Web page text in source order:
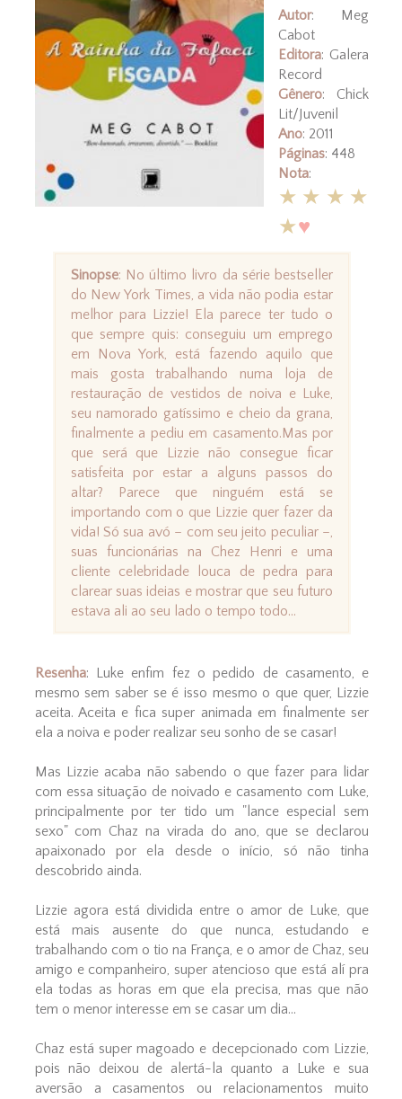
Autor: Meg
Cabot
Editora: Galera
Record
Gênero: Chick
Lit/Juvenil
Ano: 2011
Páginas: 448
Nota:
★★★★
★♥
Sinopse: No último livro da série bestseller
do New York Times, a vida não podia estar
melhor para Lizzie! Ela parece ter tudo o
que sempre quis: conseguiu um emprego
em Nova York, está fazendo aquilo que
mais gosta trabalhando numa loja de
restauração de vestidos de noiva e Luke,
seu namorado gatíssimo e cheio da grana,
finalmente a pediu em casamento.Mas por
que será que Lizzie não consegue ficar
satisfeita por estar a alguns passos do
altar? Parece que ninguém está se
importando com o que Lizzie quer fazer da
vida! Só sua avó – com seu jeito peculiar –,
suas funcionárias na Chez Henri e uma
cliente celebridade louca de pedra para
clarear suas ideias e mostrar que seu futuro
estava ali ao seu lado o tempo todo...
Resenha: Luke enfim fez o pedido de casamento, e
mesmo sem saber se é isso mesmo o que quer, Lizzie
aceita. Aceita e fica super animada em finalmente ser
ela a noiva e poder realizar seu sonho de se casar!
Mas Lizzie acaba não sabendo o que fazer para lidar
com essa situação de noivado e casamento com Luke,
principalmente por ter tido um "lance especial sem
sexo" com Chaz na virada do ano, que se declarou
apaixonado por ela desde o início, só não tinha
descobrido ainda.
Lizzie agora está dividida entre o amor de Luke, que
está mais ausente do que nunca, estudando e
trabalhando com o tio na França, e o amor de Chaz, seu
amigo e companheiro, super atencioso que está alí pra
ela todas as horas em que ela precisa, mas que não
tem o menor interesse em se casar um dia...
Chaz está super magoado e decepcionado com Lizzie,
pois não deixou de alertá-la quanto a Luke e sua
aversão a casamentos ou relacionamentos muito